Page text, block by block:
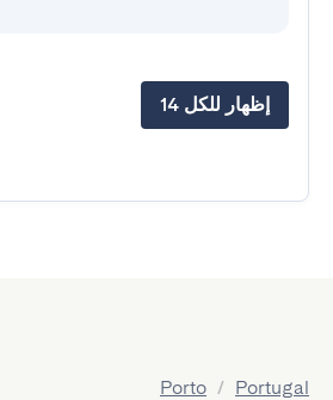
إظهار للكل 14
Portugal
/
Porto